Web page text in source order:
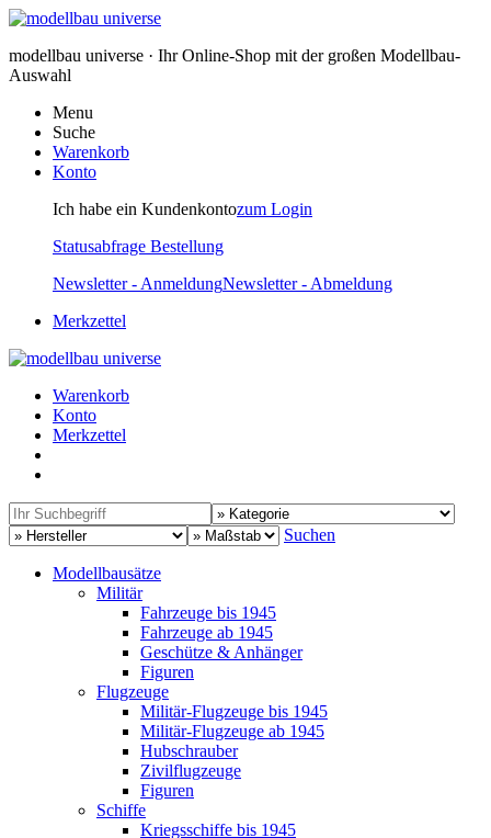
modellbau universe · Ihr Online-Shop mit der großen Modellbau-
Auswahl
Menu
Suche
Warenkorb
Konto
Ich habe ein Kundenkontozum Login
Statusabfrage Bestellung
Newsletter - AnmeldungNewsletter - Abmeldung
Merkzettel
Warenkorb
Konto
Merkzettel
Suchen
Modellbausätze
Militär
Fahrzeuge bis 1945
Fahrzeuge ab 1945
Geschütze & Anhänger
Figuren
Flugzeuge
Militär-Flugzeuge bis 1945
Militär-Flugzeuge ab 1945
Hubschrauber
Zivilflugzeuge
Figuren
Schiffe
Kriegsschiffe bis 1945